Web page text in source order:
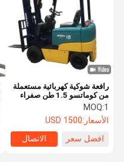
رافعة شوكية كهربائية مستعملة
من كوماتسو 1.5 طن صفراء
وخضراء لمناولة المواد
الصناعية
MOQ:1
الأسعار:1500 USD
افضل سعر
الاتصال